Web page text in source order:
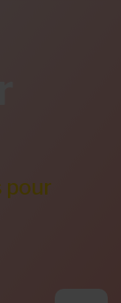
pour